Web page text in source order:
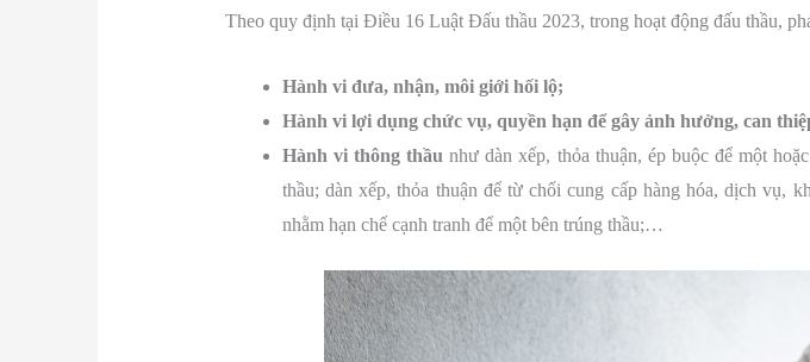
Theo quy định tại Điều 16 Luật Đấu thầu 2023, trong hoạt động đấu thầu,
Hành vi đưa, nhận, môi giới hối lộ;
Hành vi lợi dụng chức vụ, quyền hạn để gây ảnh hưởng, can
Hành vi thông thầu như dàn xếp, thỏa thuận, ép buộc để một
thầu; dàn xếp, thỏa thuận để từ chối cung cấp hàng hóa, dịch vụ,
nhằm hạn chế cạnh tranh để một bên trúng thầu;…